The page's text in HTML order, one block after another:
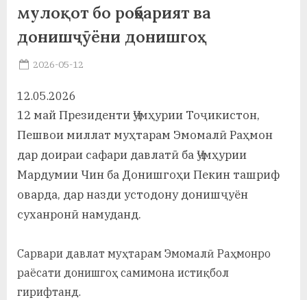
и
Х
с
в
мулоқот бо роҳбарият ва
донишҷӯёни донишгоҳ
Posted
2026-05-12
12.05.2026
12 май Президенти Ҷумҳурии Тоҷикистон,
Пешвои миллат муҳтарам Эмомалӣ Раҳмон
дар доираи сафари давлатӣ ба Ҷумҳурии
Мардумии Чин ба Донишгоҳи Пекин ташриф
оварда, дар назди устодону донишҷуён
суханронӣ намуданд.
Сарвари давлат муҳтарам Эмомалӣ Раҳмонро
раёсати донишгоҳ самимона истиқбол
гирифтанд.